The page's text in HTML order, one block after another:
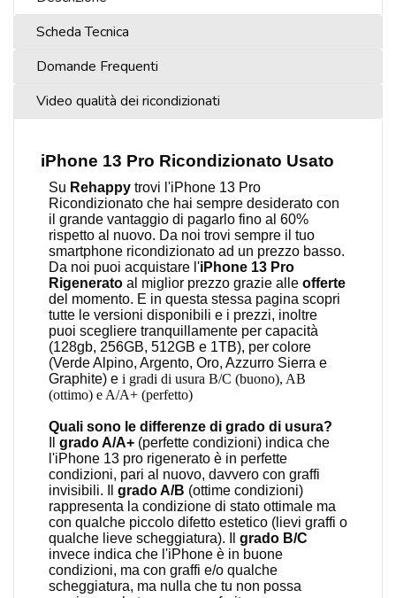
Scheda Tecnica
Domande Frequenti
Video qualità dei ricondizionati
iPhone 13 Pro Ricondizionato Usato
Su Rehappy trovi l'iPhone 13 Pro
Ricondizionato che hai sempre desiderato con
il grande vantaggio di pagarlo fino al 60%
rispetto al nuovo. Da noi trovi sempre il tuo
smartphone ricondizionato ad un prezzo basso.
Da noi puoi acquistare l'iPhone 13 Pro
Rigenerato al miglior prezzo grazie alle offerte
del momento. E in questa stessa pagina scopri
tutte le versioni disponibili e i prezzi, inoltre
puoi scegliere tranquillamente per capacità
(128gb, 256GB, 512GB e 1TB), per colore
(Verde Alpino, Argento, Oro, Azzurro Sierra e
Graphite) e i gradi di usura B/C (buono), AB
(ottimo) e A/A+ (perfetto)
Quali sono le differenze di grado di usura?
grado A/A+ (perfette condizioni) indica che
l'iPhone 13 pro rigenerato è in perfette
condizioni, pari al nuovo, davvero con graffi
invisibili. Il grado A/B (ottime condizioni)
rappresenta la condizione di stato ottimale ma
con qualche piccolo difetto estetico (lievi graffi o
qualche lieve scheggiatura). Il grado B/C
invece indica che l'iPhone è in buone
condizioni, ma con graffi e/o qualche
scheggiatura, ma nulla che tu non possa